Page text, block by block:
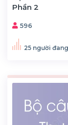
Phần 2
596
25 người